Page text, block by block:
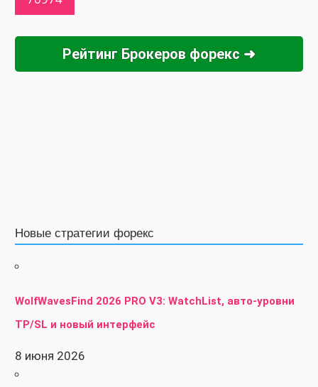
Рейтинг Брокеров форекс ➜
Новые стратегии форекс
WolfWavesFind 2026 PRO V3: WatchList, авто-уровни
TP/SL и новый интерфейс
8 июня 2026